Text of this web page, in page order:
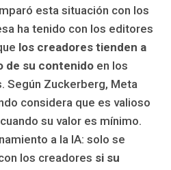
esta situación con los
ha tenido con los editores
los creadores tienden a
de su contenido en los
Según Zuckerberg, Meta
considera que es valioso
su valor es mínimo.
a la IA: solo se
los creadores si su